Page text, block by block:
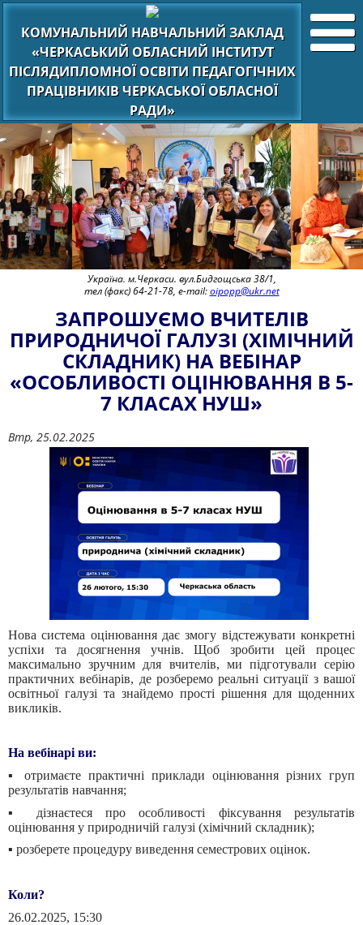
КОМУНАЛЬНИЙ НАВЧАЛЬНИЙ ЗАКЛАД
«ЧЕРКАСЬКИЙ ОБЛАСНИЙ ІНСТИТУТ
ПІСЛЯДИПЛОМНОЇ ОСВІТИ ПЕДАГОГІЧНИХ
ПРАЦІВНИКІВ ЧЕРКАСЬКОЇ ОБЛАСНОЇ
РАДИ»
Україна. м.Черкаси. вул.Бидгощська 38/1,
тел (факс) 64-21-78, e-mail:oipopp@ukr.net
ЗАПРОШУЄМО ВЧИТЕЛІВ
ПРИРОДНИЧОЇ ГАЛУЗІ (ХІМІЧНИЙ
СКЛАДНИК) НА ВЕБІНАР
«ОСОБЛИВОСТІ ОЦІНЮВАННЯ В 5-
7 КЛАСАХ НУШ»
Втр, 25.02.2025
Нова система оцінювання дає змогу відстежувати конкретні
успіхи та досягнення учнів. Щоб зробити цей процес
максимально зручним для вчителів, ми підготували серію
практичних вебінарів, де розберемо реальні ситуації з вашої
освітньої галузі та знайдемо прості рішення для щоденних
викликів.
На вебінарі ви:
▪️ отримаєте практичні приклади оцінювання різних груп
результатів навчання;
▪️ дізнаєтеся про особливості фіксування результатів
оцінювання у природничій галузі (хімічний складник);
▪️ розберете процедуру виведення семестрових оцінок.
Коли?
26.02.2025, 15:30